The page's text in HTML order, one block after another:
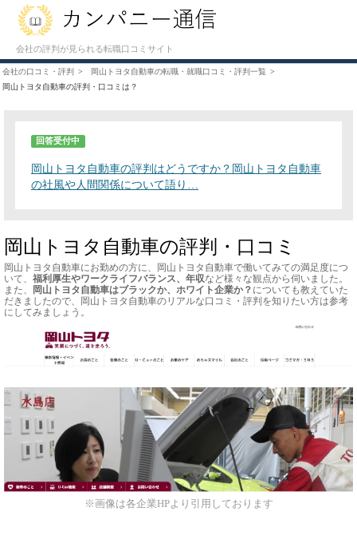
会社の評判が見られる転職口コミサイト
会社の口コミ・評判
岡山トヨタ自動車の転職・就職口コミ・評判一覧
岡山トヨタ自動車の評判・口コミは？
回答受付中
岡山トヨタ自動車の評判はどうですか？岡山トヨタ自動車
の社風や人間関係について語り…
岡山トヨタ自動車の評判・口コミ
岡山トヨタ自動車にお勤めの方に、岡山トヨタ自動車で働いてみての満足度につ
いて、 福利厚生やワークライフバランス、年収など様々な観点から伺いました。
また、
岡山トヨタ自動車はブラックか、ホワイト企業か？ についても教えていた
だきましたので、岡山トヨタ自動車のリアルな口コミ・評判を知りたい方は参考
にしてみましょう。
※画像は各企業HPより引用しております